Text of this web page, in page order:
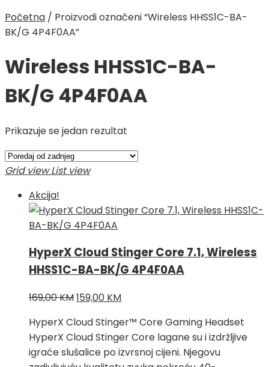
Početna / Proizvodi označeni “Wireless HHSS1C-BA-
BK/G 4P4F0AA”
Wireless HHSS1C-BA-
BK/G 4P4F0AA
Prikazuje se jedan rezultat
Grid view List view
Akcija!
HyperX Cloud Stinger Core 7.1, Wireless
HHSS1C-BA-BK/G 4P4F0AA
169,00KMIzvorna
bila
je:
169,00 KM.
159,00 KMTrenutna
je:
159,00 KM.
HyperX Cloud Stinger™ Core Gaming Headset
HyperX Cloud Stinger Core lagane su i izdržljive
igraće slušalice po izvrsnoj cijeni. Njegovu